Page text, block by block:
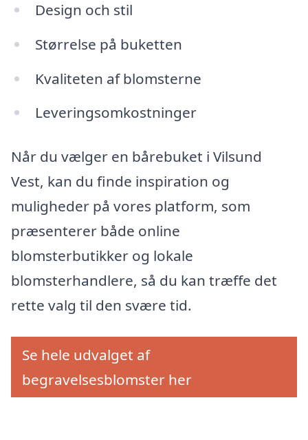
Design och stil
Størrelse på buketten
Kvaliteten af blomsterne
Leveringsomkostninger
Når du vælger en bårebuket i Vilsund
Vest, kan du finde inspiration og
muligheder på vores platform, som
præsenterer både online
blomsterbutikker og lokale
blomsterhandlere, så du kan træffe det
rette valg til den svære tid.
Se hele udvalget af
begravelsesblomster her